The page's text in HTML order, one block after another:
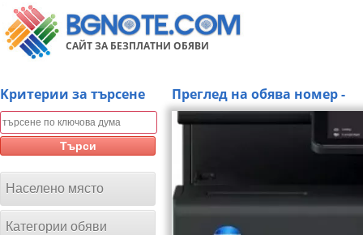
САЙТ ЗА БЕЗПЛАТНИ ОБЯВИ
Kритерии за търсене
Търси
Населено място
Категории обяви
Преглед на обява номер -